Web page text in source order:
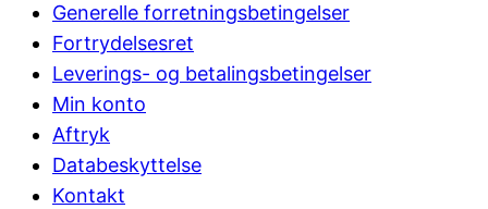
Generelle forretningsbetingelser
Fortrydelsesret
Leverings- og betalingsbetingelser
Min konto
Aftryk
Databeskyttelse
Kontakt